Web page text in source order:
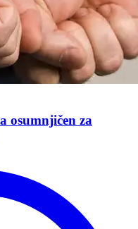
osumnjičen za